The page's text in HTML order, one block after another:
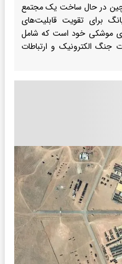
چین در حال ساخت یک مجتمع
برای تقویت قابلیت‌های
موشکی خود است که شامل
جنگ الکترونیک و ارتباطات